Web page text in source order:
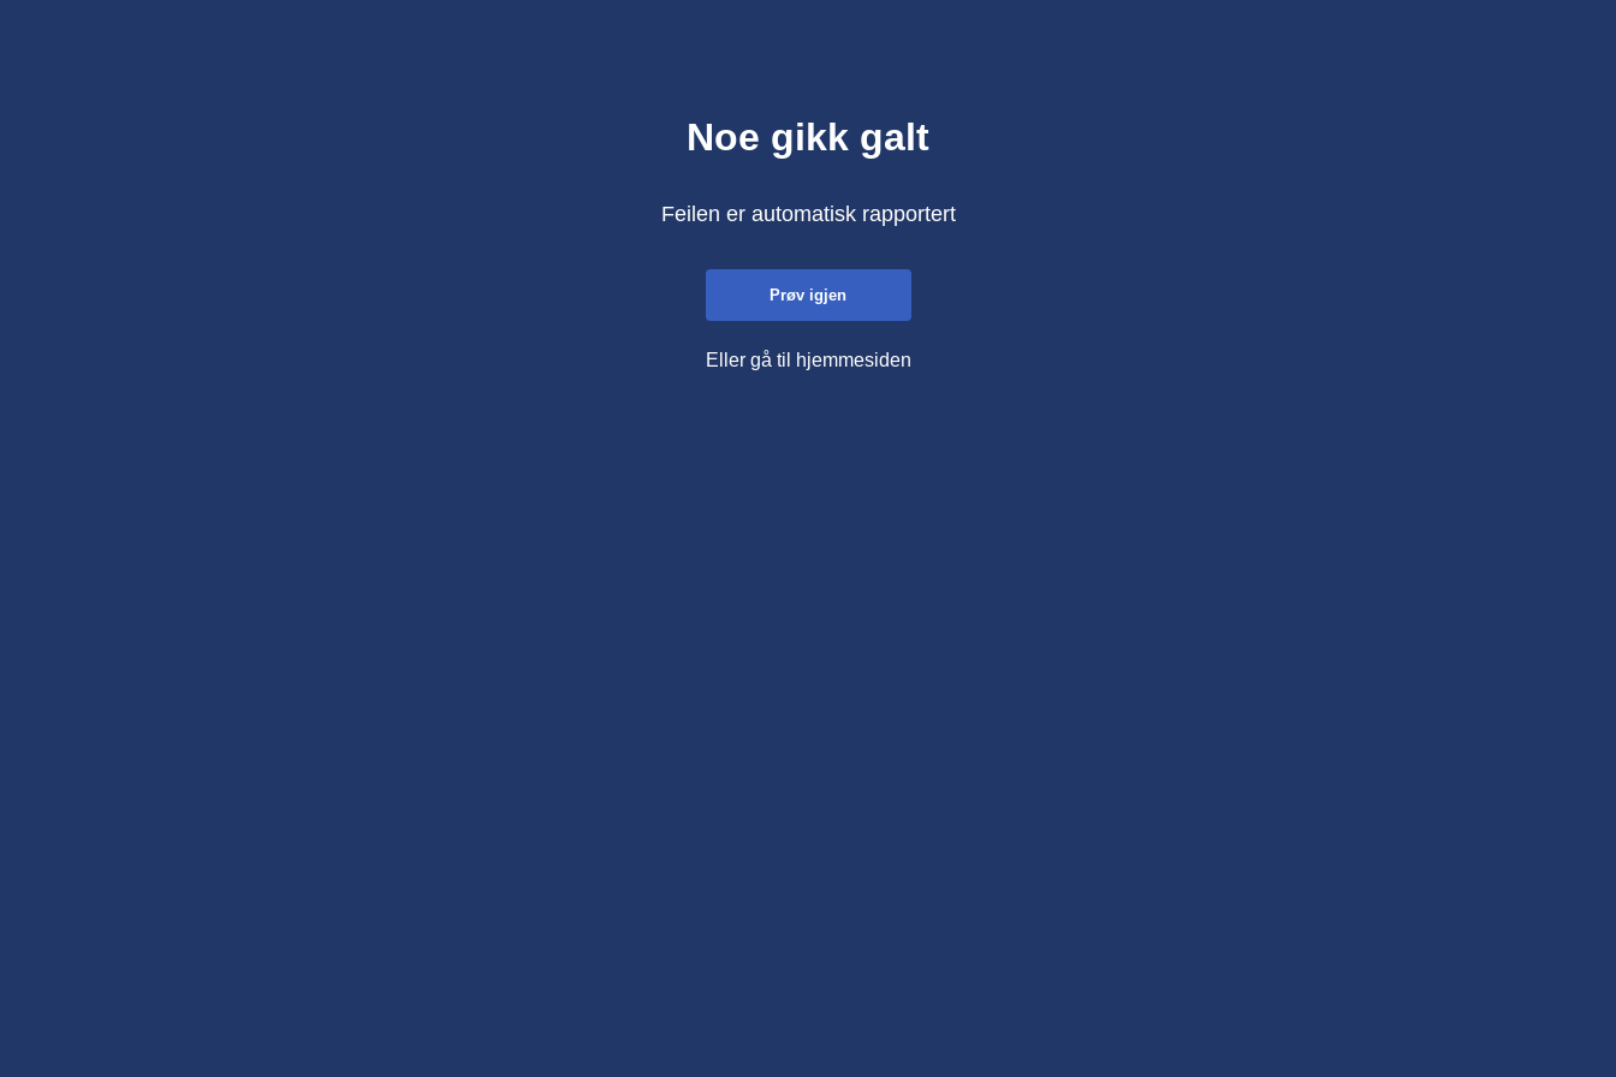
Noe gikk galt
Feilen er automatisk rapportert
Prøv igjen
Eller gå til hjemmesiden